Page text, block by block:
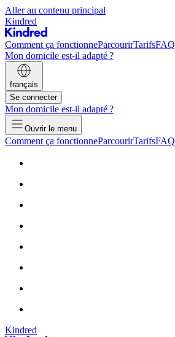
Aller au contenu principal
Kindred
Comment ça fonctionneParcourirTarifsFAQ
Mon domicile est-il adapté ?
français
Se connecter
Mon domicile est-il adapté ?
Ouvrir le menu
Comment ça fonctionneParcourirTarifsFAQ
Kindred